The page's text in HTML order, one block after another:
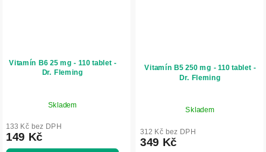
Vitamín B6 25 mg - 110 tablet -
Dr. Fleming
Skladem
133 Kč bez DPH
149 Kč
Vitamín B5 250 mg - 110 tablet -
Dr. Fleming
Skladem
312 Kč bez DPH
349 Kč